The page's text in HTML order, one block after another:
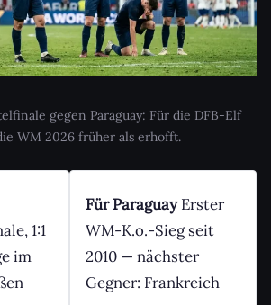
gegen Paraguay: Für die DFB-Elf
WM 2026 früher als erhofft.
1:1
im
Für ParaguayErster
WM-K.o.-Sieg seit
2010 — nächster
Gegner: Frankreich